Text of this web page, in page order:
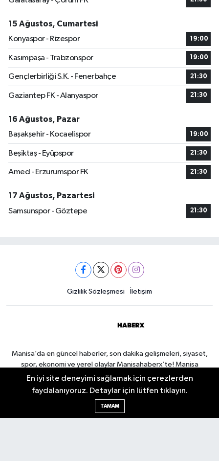
15 Ağustos, Cumartesi
Konyaspor - Rizespor
19:00
Kasımpaşa - Trabzonspor 19:00
Gençlerbirliği S.K. - Fenerbahçe 21:30
Gaziantep FK - Alanyaspor 21:30
16 Ağustos, Pazar
Başakşehir - Kocaelispor
19:00
Beşiktaş - Eyüpspor 21:30
Amed - Erzurumspor FK 21:30
17 Ağustos, Pazartesi
Samsunspor - Göztepe
21:30
Gizlilik Sözleşmesi İletişim
Manisa’da en güncel haberler, son dakika gelişmeleri, siyaset,
spor, ekonomi ve yerel olaylar Manisahaberx’te! Manisa
haberlerini anbean takip edin.
Manisa Nöbetçi Eczaneler
En iyi site deneyimi sağlamak için çerezlerden
faydalanıyoruz. Detaylar için lütfen tıklayın.
TAMAM